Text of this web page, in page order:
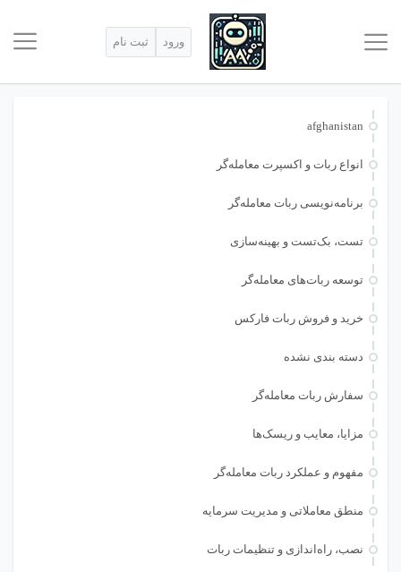
ورود ثبت نام
afghanistan
انواع ربات و اکسپرت معامله‌گر
برنامه‌نویسی ربات معامله‌گر
تست، بک‌تست و بهینه‌سازی
توسعه ربات‌های معامله‌گر
خرید و فروش ربات فارکس
دسته بندی نشده
سفارش ربات معامله‌گر
مزایا، معایب و ریسک‌ها
مفهوم و عملکرد ربات معامله‌گر
منطق معاملاتی و مدیریت سرمایه
نصب، راه‌اندازی و تنظیمات ربات